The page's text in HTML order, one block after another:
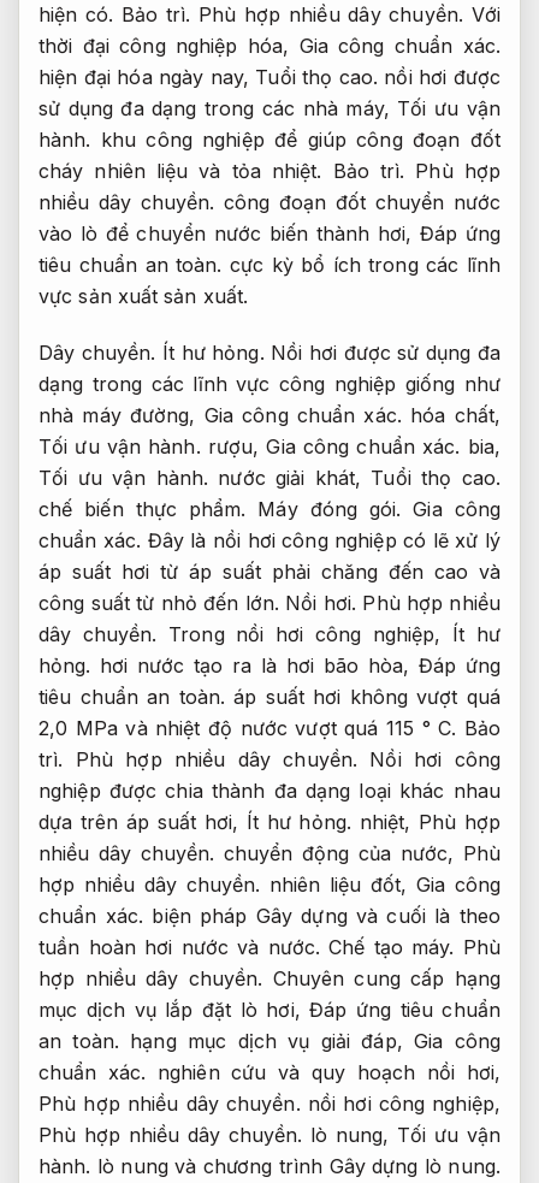
hiện có. Bảo trì. Phù hợp nhiều dây chuyền. Với
thời đại công nghiệp hóa, Gia công chuẩn xác.
hiện đại hóa ngày nay, Tuổi thọ cao. nồi hơi được
sử dụng đa dạng trong các nhà máy, Tối ưu vận
hành. khu công nghiệp để giúp công đoạn đốt
cháy nhiên liệu và tỏa nhiệt. Bảo trì. Phù hợp
nhiều dây chuyền. công đoạn đốt chuyển nước
vào lò để chuyển nước biến thành hơi, Đáp ứng
tiêu chuẩn an toàn. cực kỳ bổ ích trong các lĩnh
vực sản xuất sản xuất.
Dây chuyền. Ít hư hỏng. Nồi hơi được sử dụng đa
dạng trong các lĩnh vực công nghiệp giống như
nhà máy đường, Gia công chuẩn xác. hóa chất,
Tối ưu vận hành. rượu,Gia công chuẩn xác. bia,
Tối ưu vận hành. nước giải khát, Tuổi thọ cao.
chế biến thực phẩm. Máy đóng gói. Gia công
chuẩn xác. Đây là nồi hơi công nghiệp có lẽ xử lý
áp suất hơi từ áp suất phải chăng đến cao và
công suất từ ​​nhỏ đến lớn. Nồi hơi. Phù hợp nhiều
dây chuyền. Trong nồi hơi công nghiệp, Ít hư
hỏng. hơi nước tạo ra là hơi bão hòa, Đáp ứng
tiêu chuẩn an toàn. áp suất hơi không vượt quá
2,0 MPa và nhiệt độ nước vượt quá 115 ° C. Bảo
trì.
Phù hợp nhiều dây chuyền. Nồi hơi công
nghiệp được chia thành đa dạng loại khác nhau
dựa trên áp suất hơi, Ít hư hỏng. nhiệt, Phù hợp
nhiều dây chuyền. chuyển động của nước, Phù
hợp nhiều dây chuyền. nhiên liệu đốt, Gia công
chuẩn xác. biện pháp Gây dựng và cuối là theo
tuần hoàn hơi nước và nước.Chế tạo máy. Phù
hợp nhiều dây chuyền. Chuyên cung cấp hạng
mục dịch vụ lắp đặt lò hơi,Đáp ứng tiêu chuẩn
an toàn. hạng mục dịch vụ giải đáp, Gia công
chuẩn xác. nghiên cứu và quy hoạch nồi hơi,
Phù hợp nhiều dây chuyền. nồi hơi công nghiệp,
Phù hợp nhiều dây chuyền. lò nung, Tối ưu vận
hành. lò nung và chương trình Gây dựng lò nung.